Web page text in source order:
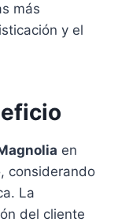
más
y el
en
considerando
La
del cliente